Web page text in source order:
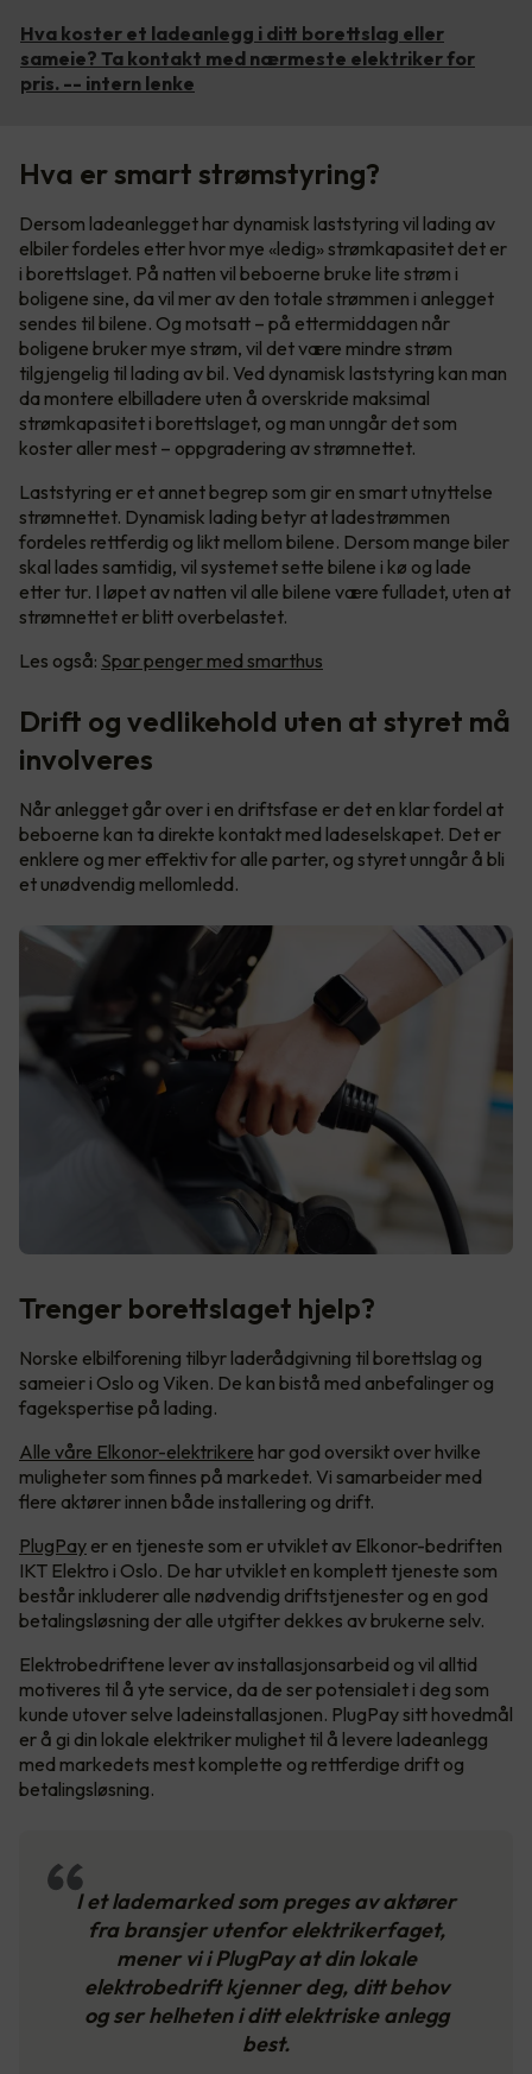
Hva koster et ladeanlegg i ditt borettslag eller
sameie? Ta kontakt med nærmeste elektriker for
pris. -- intern lenke
Hva er smart strømstyring?
Dersom ladeanlegget har dynamisk laststyring vil lading av
elbiler fordeles etter hvor mye «ledig» strømkapasitet det er
i borettslaget. På natten vil beboerne bruke lite strøm i
boligene sine, da vil mer av den totale strømmen i anlegget
sendes til bilene. Og motsatt – på ettermiddagen når
boligene bruker mye strøm, vil det være mindre strøm
tilgjengelig til lading av bil. Ved dynamisk laststyring kan man
da montere elbilladere uten å overskride maksimal
strømkapasitet i borettslaget, og man unngår det som
koster aller mest – oppgradering av strømnettet.
Laststyring er et annet begrep som gir en smart utnyttelse
strømnettet. Dynamisk lading betyr at ladestrømmen
fordeles rettferdig og likt mellom bilene. Dersom mange biler
skal lades samtidig, vil systemet sette bilene i kø og lade
etter tur. I løpet av natten vil alle bilene være fulladet, uten at
strømnettet er blitt overbelastet.
Les også: Spar penger med smarthus
Drift og vedlikehold uten at styret må
involveres
Når anlegget går over i en driftsfase er det en klar fordel at
beboerne kan ta direkte kontakt med ladeselskapet. Det er
enklere og mer effektiv for alle parter, og styret unngår å bli
et unødvendig mellomledd.
Trenger borettslaget hjelp?
Norske elbilforening tilbyr laderådgivning til borettslag og
sameier i Oslo og Viken. De kan bistå med anbefalinger og
fagekspertise på lading.
Alle våre Elkonor-elektrikere har god oversikt over hvilke
muligheter som finnes på markedet. Vi samarbeider med
flere aktører innen både installering og drift.
PlugPay er en tjeneste som er utviklet av Elkonor-bedriften
IKT Elektro i Oslo. De har utviklet en komplett tjeneste som
består inkluderer alle nødvendig driftstjenester og en god
betalingsløsning der alle utgifter dekkes av brukerne selv.
Elektrobedriftene lever av installasjonsarbeid og vil alltid
motiveres til å yte service, da de ser potensialet i deg som
kunde utover selve ladeinstallasjonen. PlugPay sitt hovedmål
er å gi din lokale elektriker mulighet til å levere ladeanlegg
med markedets mest komplette og rettferdige drift og
betalingsløsning.
I et lademarked som preges av aktører
fra bransjer utenfor elektrikerfaget,
mener vi i PlugPay at din lokale
elektrobedrift kjenner deg, ditt behov
og ser helheten i ditt elektriske anlegg
best.